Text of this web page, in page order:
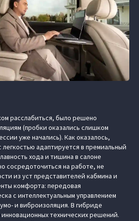
расслабиться, было решено
(пробки оказались слишком
уже начались). Как оказалось,
легкостью адаптируется в премиальный
хода и тишина в салоне
сосредоточиться на работе, не
из уст представителей кабмина и
комфорта: передовая
с интеллектуальным управлением
и виброизоляция. В гибриде
технических решений.